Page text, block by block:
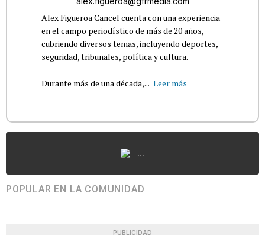
Alex Figueroa Cancel cuenta con una experiencia
en el campo periodístico de más de 20 años,
cubriendo diversos temas, incluyendo deportes,
seguridad, tribunales, política y cultura.
Durante más de una década,... Leer más
...
POPULAR EN LA COMUNIDAD
PUBLICIDAD